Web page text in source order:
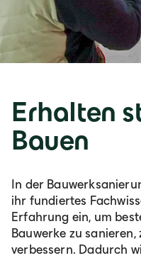
Erhalten
Bauen
In der
ihr fundiertes
Erfahrung ein, um
Bauwerke zu
verbessern. Dadurch